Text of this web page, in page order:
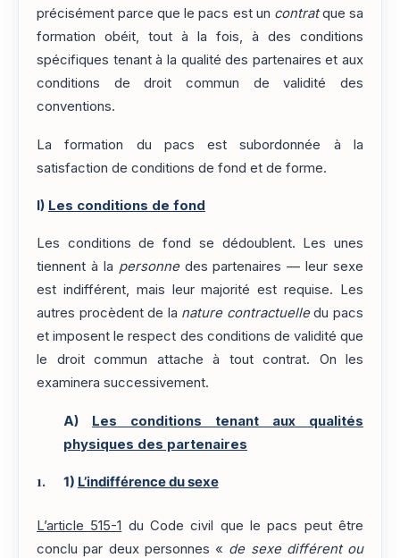
précisément parce que le pacs est un contratque sa
formation obéit, tout à la fois, à des conditions
spécifiques tenant à la qualité des partenaires et aux
conditions de droit commun de validité des
conventions.
La formation du pacs est subordonnée à la
satisfaction de conditions de fond et de forme.
I) Les conditions de fond
Les conditions de fond se dédoublent. Les unes
tiennent à la personnedes partenaires — leur sexe
est indifférent, mais leur majorité est requise. Les
autres procèdent de la nature contractuelledu pacs
et imposent le respect des conditions de validité que
le droit commun attache à tout contrat. On les
examinera successivement.
A) Les conditions tenant aux qualités
physiques des partenaires
1) L’indifférence du sexe
L’article 515-1 du Code civil que le pacs peut être
conclu par deux personnes « de sexe différent ou